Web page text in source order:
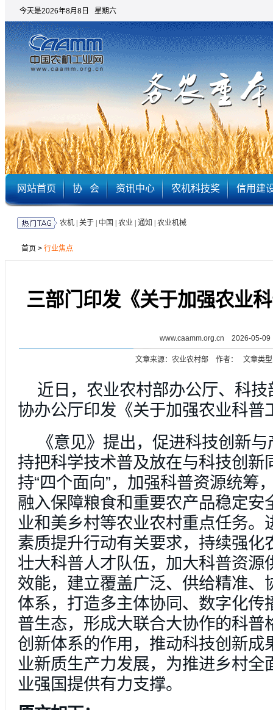
今天是2026年8月8日 星期六
网站首页 协 会 资讯中心 农机科技奖 信用建
农机| 关于| 中国 农业| 通知 农业机械
首页 > 行业焦点
三部门印发《关于加强农业
www.caamm.org.cn 2026-05-09
文章来源：农业农村部 作者： 文章类型
近日，农业农村部办公厅、科
协办公厅印发《关于加强农业科普
《意见》提出，促进科技创新
持把科学技术普及放在与科技创新
持“四个面向”，加强科普资源统筹
融入保障粮食和重要农产品稳定安
业和美乡村等农业农村重点任务。
素质提升行动有关要求，持续强化
壮大科普人才队伍，加大科普资源
效能，建立覆盖广泛、供给精准、
体系，打造多主体协同、数字化传
普生态，形成大联合大协作的科普
创新体系的作用，推动科技创新成
业新质生产力发展，为推进乡村全
业强国提供有力支撑。